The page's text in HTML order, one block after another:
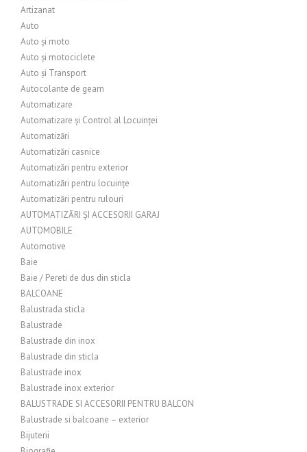
Artizanat
Auto
Auto și moto
Auto și motociclete
Auto și Transport
Autocolante de geam
Automatizare
Automatizare și Control al Locuinței
Automatizări
Automatizări casnice
Automatizări pentru exterior
Automatizări pentru locuințe
Automatizări pentru rulouri
AUTOMATIZĂRI ȘI ACCESORII GARAJ
AUTOMOBILE
Automotive
Baie
Baie / Pereti de dus din sticla
BALCOANE
Balustrada sticla
Balustrade
Balustrade din inox
Balustrade din sticla
Balustrade inox
Balustrade inox exterior
BALUSTRADE SI ACCESORII PENTRU BALCON
Balustrade si balcoane – exterior
Bijuterii